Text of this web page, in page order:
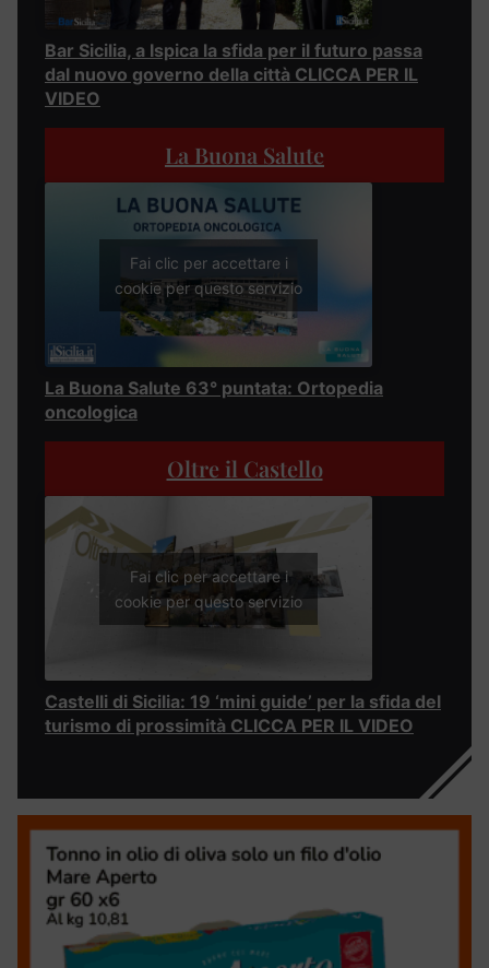
Bar Sicilia, a Ispica la sfida per il futuro passa
dal nuovo governo della città CLICCA PER IL
VIDEO
La Buona Salute
Fai clic per accettare i
cookie per questo servizio
La Buona Salute 63° puntata: Ortopedia
oncologica
Oltre il Castello
Fai clic per accettare i
cookie per questo servizio
Castelli di Sicilia: 19 ‘mini guide’ per la sfida del
turismo di prossimità CLICCA PER IL VIDEO